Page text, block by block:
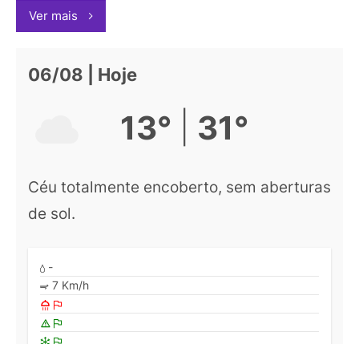
Ver mais
06/08 | Hoje
13° 31°
Céu totalmente encoberto, sem aberturas
de sol.
-
7 Km/h